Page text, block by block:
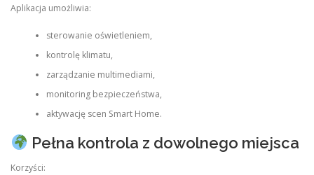
Aplikacja umożliwia:
sterowanie oświetleniem,
kontrolę klimatu,
zarządzanie multimediami,
monitoring bezpieczeństwa,
aktywację scen Smart Home.
Pełna kontrola z dowolnego miejsca
Korzyści: